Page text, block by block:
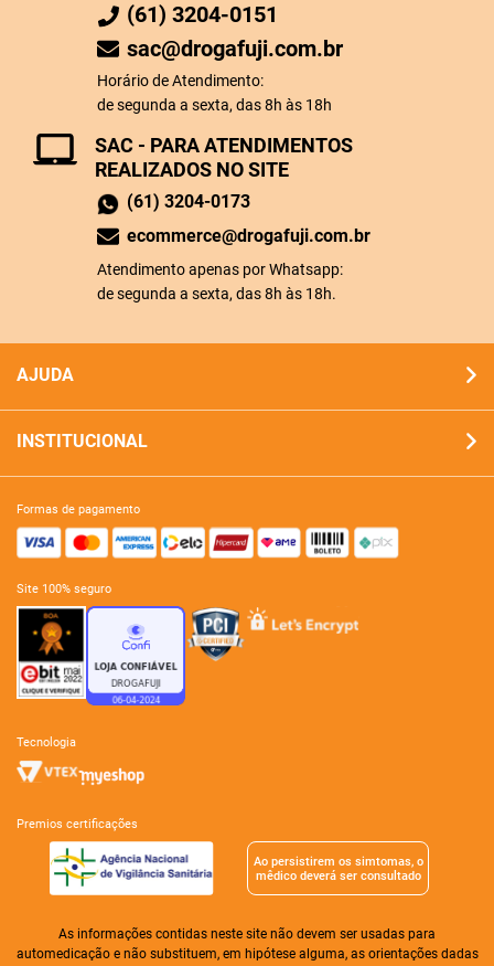
SAC - PARA ATENDIMENTOS
REALIZADOS NO SITE
(61) 3204-0173
ecommerce@drogafuji.com.br
Atendimento apenas por Whatsapp:
de segunda a sexta, das 8h às 18h.
(61) 3204-0151
sac@drogafuji.com.br
Horário de Atendimento:
de segunda a sexta, das 8h às 18h
AJUDA
INSTITUCIONAL
formas de pagamento
site 100% seguro
tecnologia
premios certificações
Ao persistirem os simtomas, o
mêdico deverá ser consultado
As informações contidas neste site não devem ser usadas para
automedicação e não substituem, em hipótese alguma, as orientações dadas